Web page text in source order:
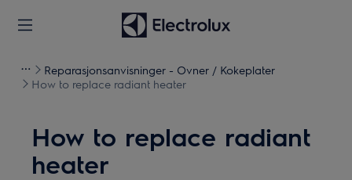
Reparasjonsanvisninger - Ovner / Kokeplater
How to replace radiant heater
How to replace radiant
heater